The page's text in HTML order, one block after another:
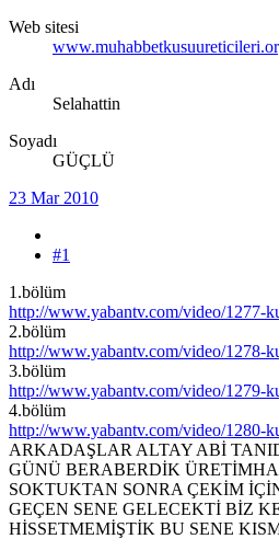
Web sitesi
Adı
Selahattin
Soyadı
GÜÇLÜ
23 Mar 2010
#1
1.bölüm
http://www.yabantv.com/video/1277-
2.bölüm
http://www.yabantv.com/video/1278-
3.bölüm
http://www.yabantv.com/video/1279-
4.bölüm
http://www.yabantv.com/video/1280-
ARKADAŞLAR ALTAY ABİ
GÜNÜ BERABERDİK
SOKTUKTAN SONRA ÇEKİM
GEÇEN SENE GELECEKTİ BİZ
HİSSETMEMİŞTİK BU SENE